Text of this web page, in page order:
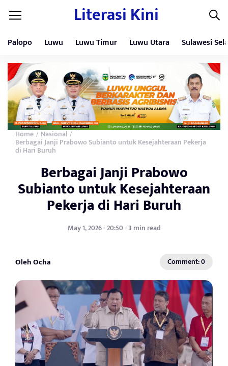
Literasi Kini
Palopo Luwu Luwu Timur Luwu Utara Sulawesi
Home / Nasional /
Berbagai Janji Prabowo Subianto untuk Kesejahteraan Pekerja
di Hari Buruh
Berbagai Janji Prabowo
Subianto untuk Kesejahteraan
Pekerja di Hari Buruh
May 1, 2026 - 20:50 - 3 min read
Oleh Ocha Comment: 0